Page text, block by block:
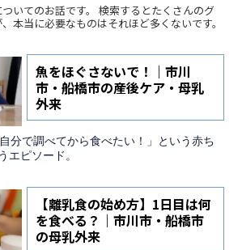
いてのお話です。 検索するとたくさんのグ
本当に必要なものはそれほど多くないです。
魚をほぐさないで！｜市川
市・船橋市の産後ケア・母乳
外来
分で調べてから食べたい！」という赤ち
エピソード。
【離乳食の始め方】1日目は何
を食べる？｜市川市・船橋市
の母乳外来